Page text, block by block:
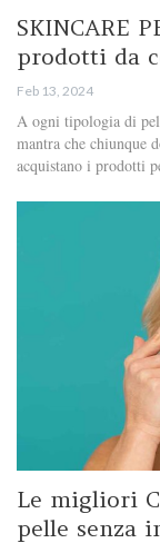
SKINCARE
prodotti da
Feb 13, 2024
A ogni tipologia di
mantra che chiunque
acquistano i prodotti
Le migliori
pelle senza